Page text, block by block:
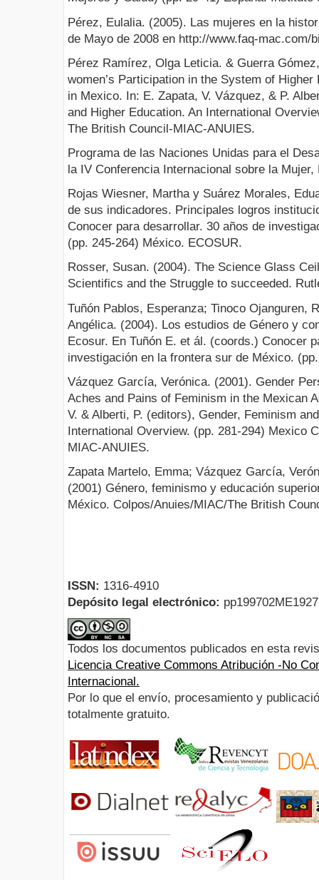
Pérez, Eulalia. (2005). Las mujeres en la
de Mayo de 2008 en http://www.faq-mac.com/
Pérez Ramírez, Olga Leticia. & Guerra
women’s Participation in the System of
in Mexico. In: E. Zapata, V. Vázquez, & P.
and Higher Education. An International
The British Council-MIAC-ANUIES.
Programa de las Naciones Unidas para el
la IV Conferencia Internacional sobre la Mujer,
Rojas Wiesner, Martha y Suárez Morales,
de sus indicadores. Principales logros
Conocer para desarrollar. 30 años de
(pp. 245-264) México. ECOSUR.
Rosser, Susan. (2004). The Science Glass
Scientifics and the Struggle to succeeded.
Tuñón Pablos, Esperanza; Tinoco Ojanguren,
Angélica. (2004). Los estudios de Género y
Ecosur. En Tuñón E. et ál. (coords.) Conocer
investigación en la frontera sur de México.
Vázquez García, Verónica. (2001). Gender
Aches and Pains of Feminism in the Mexican
V. & Alberti, P. (editors), Gender, Feminism
International Overview. (pp. 281-294) Mexico
MIAC-ANUIES.
Zapata Martelo, Emma; Vázquez García,
(2001) Género, feminismo y educación
México. Colpos/Anuies/MIAC/The British
ISSN: 1316-4910
Depósito legal electrónico:
Todos los documentos publicados en esta
Licencia Creative Commons Atribución -No
Internacional.
Por lo que el envío, procesamiento y
totalmente gratuito.